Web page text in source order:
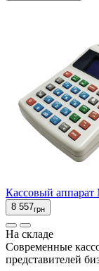
Кассовый
8 557грн
На складе
Современные
представителей